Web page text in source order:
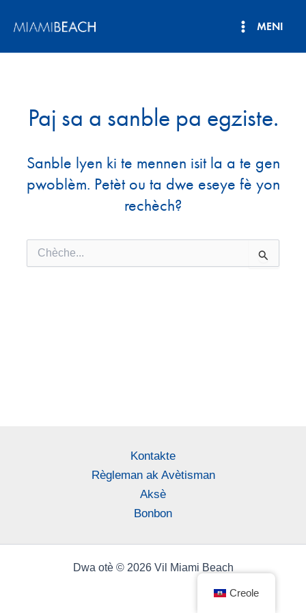
nan
MENI
Paj sa a sanble pa egziste.
Sanble lyen ki te mennen isit la a te gen
pwoblèm. Petèt ou ta dwe eseye fè yon
rechèch?
Chèche
pou:
Kontakte
Règleman ak Avètisman
Aksè
Bonbon
Dwa otè © 2026 Vil Miami Beach
Creole